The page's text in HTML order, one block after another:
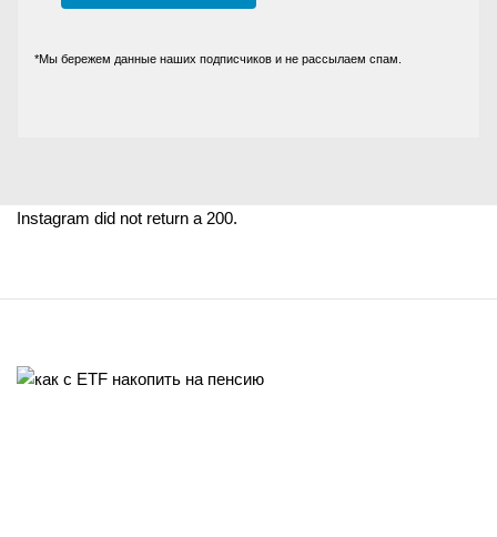
*Мы бережем данные наших подписчиков и не рассылаем спам.
Instagram did not return a 200.